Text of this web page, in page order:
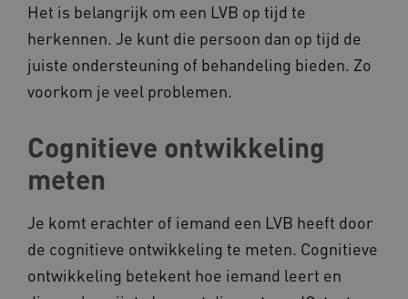
Het is belangrijk om een LVB op tijd te
herkennen. Je kunt die persoon dan op tijd de
juiste ondersteuning of behandeling bieden. Zo
voorkom je veel problemen.
Cognitieve ontwikkeling
meten
Je komt erachter of iemand een LVB heeft door
de cognitieve ontwikkeling te meten. Cognitieve
ontwikkeling betekent hoe iemand leert en